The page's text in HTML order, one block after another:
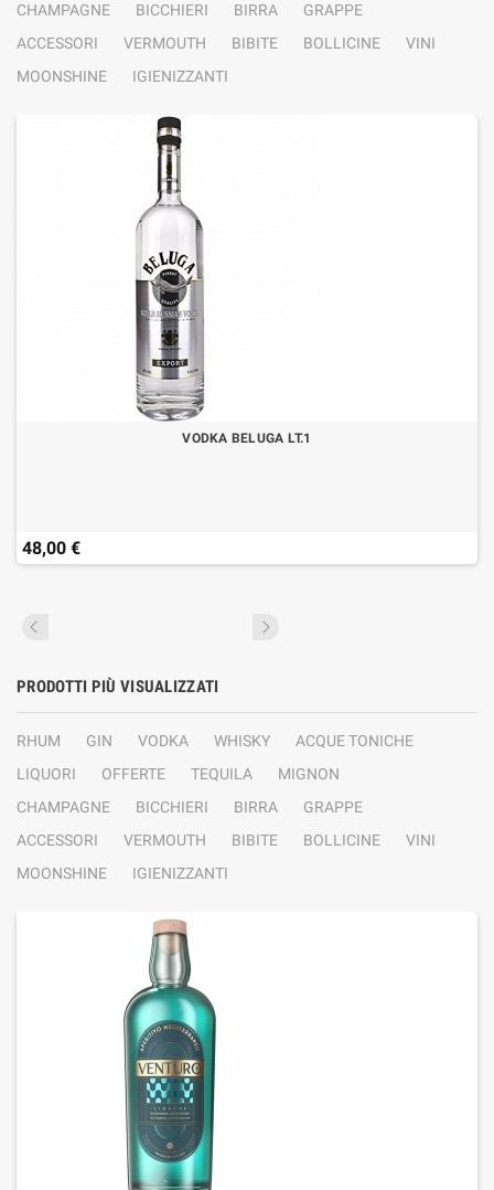
CHAMPAGNE
BICCHIERI BIRRA
GRAPPE
ACCESSORI
VERMOUTH BIBITE BOLLICINE
VINI
MOONSHINE
IGIENIZZANTI
VODKA BELUGA LT.1
48,00 €
PRODOTTI PIÙ VISUALIZZATI
RHUM GIN VODKA WHISKY
ACQUE TONICHE
LIQUORI
OFFERTE TEQUILA
MIGNON
CHAMPAGNE
BICCHIERI BIRRA
GRAPPE
ACCESSORI
VERMOUTH BIBITE BOLLICINE
VINI
MOONSHINE
IGIENIZZANTI